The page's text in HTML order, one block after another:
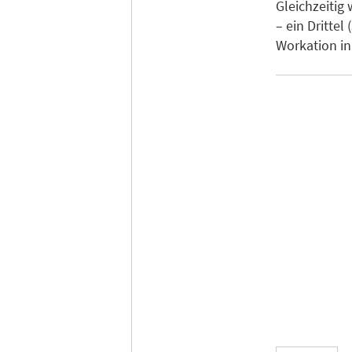
Gleichzeitig
– ein Drittel
Workation